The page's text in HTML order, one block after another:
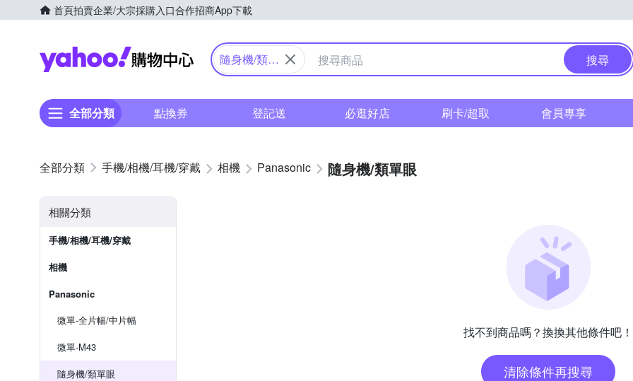
首頁拍賣企業/大宗採購入口合作招商App下載
Yahoo購物中心
隨身機/類單
搜尋
全部分類 點換券 登記送 必逛好店 刷卡/超取 會員專享
手機/相機/耳機/穿戴 相機 Panasonic 隨身機/類單眼
相關分類
手機/相機/耳機/穿戴
相機
Panasonic
微單-全片幅/中片幅
微單-M43
隨身機/類單眼
找不到商品嗎？換換其他條件吧！
清除條件再搜尋